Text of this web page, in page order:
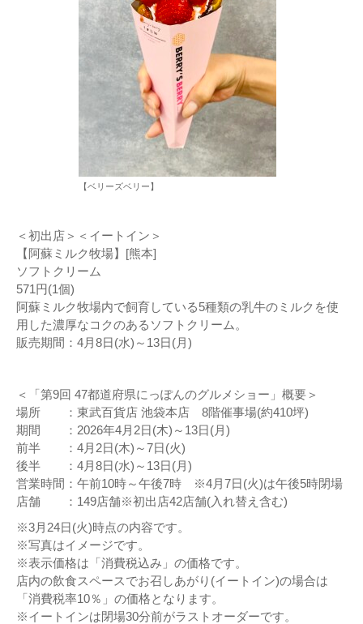
【ベリーズベリー】
＜初出店＞＜イートイン＞
【阿蘇ミルク牧場】[熊本]
ソフトクリーム
571円(1個)
阿蘇ミルク牧場内で飼育している5種類の乳牛のミルクを使
用した濃厚なコクのあるソフトクリーム。
販売期間：4月8日(水)～13日(月)
＜「第9回 47都道府県にっぽんのグルメショー」概要＞
場所 ：東武百貨店 池袋本店 8階催事場(約410坪)
期間 ：2026年4月2日(木)～13日(月)
前半 ：4月2日(木)～7日(火)
後半 ：4月8日(水)～13日(月)
営業時間：午前10時～午後7時 ※4月7日(火)は午後5時閉場
店舗 ：149店舗※初出店42店舗(入れ替え含む)
※3月24日(火)時点の内容です。
※写真はイメージです。
※表示価格は「消費税込み」の価格です。
店内の飲食スペースでお召しあがり(イートイン)の場合は
「消費税率10％」の価格となります。
※イートインは閉場30分前がラストオーダーです。